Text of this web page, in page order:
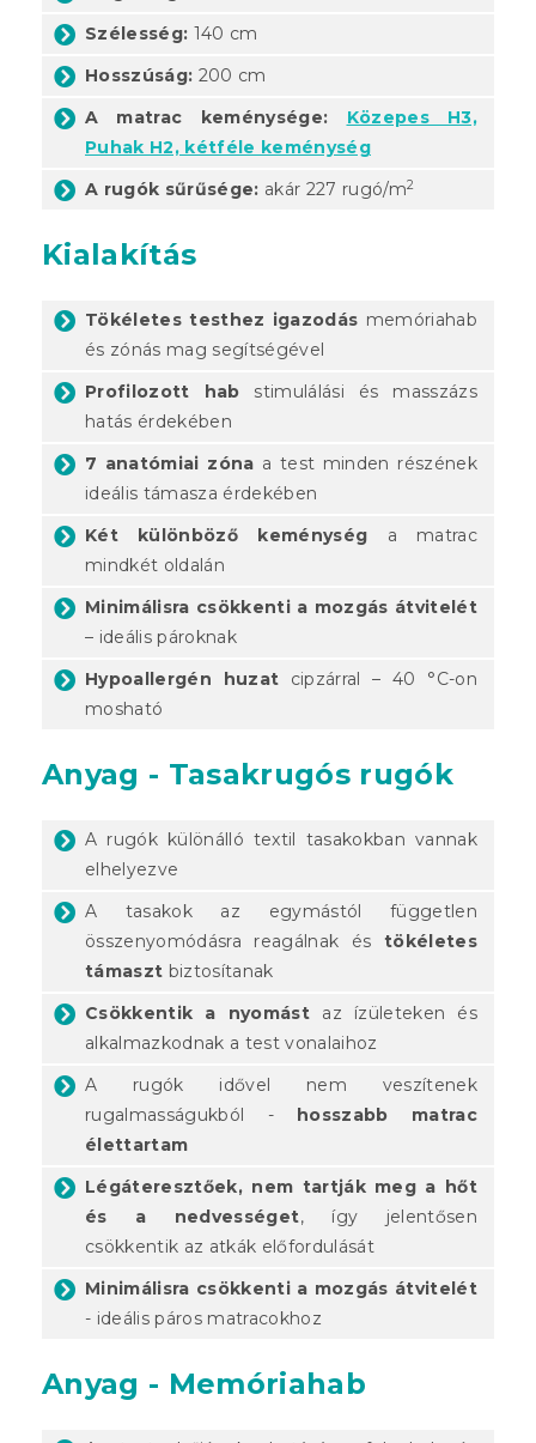
Szélesség: 140 cm
Hosszúság: 200 cm
A matrac keménysége: Közepes H3,
Puhak H2, kétféle keménység
A rugók sűrűsége: akár 227 rugó/m2
Kialakítás
Tökéletes testhez igazodás memóriahab
és zónás mag segítségével
Profilozott hab stimulálási és masszázs
hatás érdekében
7 anatómiai zóna a test minden részének
ideális támasza érdekében
Két különböző keménység a matrac
mindkét oldalán
Minimálisra csökkenti a mozgás átvitelét
– ideális pároknak
Hypoallergén huzat cipzárral – 40 °C-on
mosható
Anyag - Tasakrugós rugók
A rugók különálló textil tasakokban vannak
elhelyezve
A tasakok az egymástól független
összenyomódásra reagálnak és tökéletes
támaszt biztosítanak
Csökkentik a nyomást az ízületeken és
alkalmazkodnak a test vonalaihoz
A rugók idővel nem veszítenek
rugalmasságukból - hosszabb matrac
élettartam
Légáteresztőek, nem tartják meg a hőt
és a nedvességet, így jelentősen
csökkentik az atkák előfordulását
Minimálisra csökkenti a mozgás átvitelét
- ideális páros matracokhoz
Anyag - Memóriahab